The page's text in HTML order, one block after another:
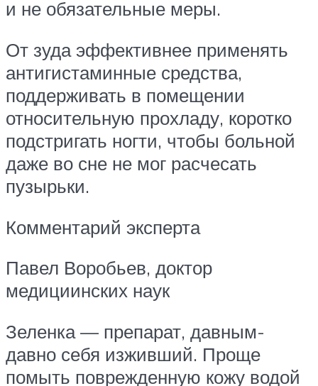
и не обязательные меры.
От зуда эффективнее применять
антигистаминные средства,
поддерживать в помещении
относительную прохладу, коротко
подстригать ногти, чтобы больной
даже во сне не мог расчесать
пузырьки.
Комментарий эксперта
Павел Воробьев, доктор
медициинских наук
Зеленка — препарат, давным-
давно себя изживший. Проще
помыть поврежденную кожу водой